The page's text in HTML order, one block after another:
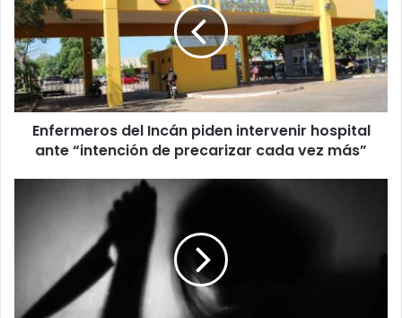
Enfermeros del Incán piden intervenir hospital
ante “intención de precarizar cada vez más”